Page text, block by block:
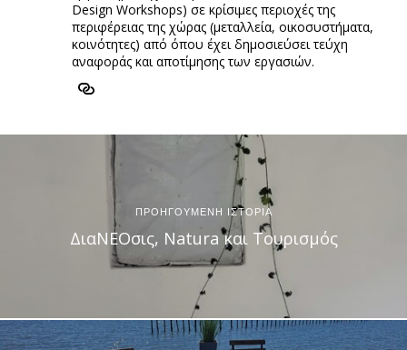
Design Workshops) σε κρίσιμες περιοχές της
περιφέρειας της χώρας (μεταλλεία, οικοσυστήματα,
κοινότητες) από όπου έχει δημοσιεύσει τεύχη
αναφοράς και αποτίμησης των εργασιών.
ΠΡΟΗΓΟΥΜΕΝΗ ΙΣΤΟΡΙΑ
ΔιαΝΕΟσις, Natura και Τουρισμός